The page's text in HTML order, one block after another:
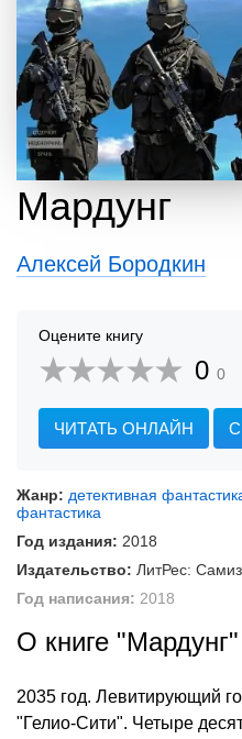
Мардунг
Алексей Бородкин
Оцените книгу
0 0
ЧИТАТЬ ОНЛАЙН
Жанр: детективная
фантастика
Год издания: 2018
Издательство: ЛитРес:
Год написания: 2018
О книге "Мардунг"
2035 год. Левитирующий
"Гелио-Сити". Четыре